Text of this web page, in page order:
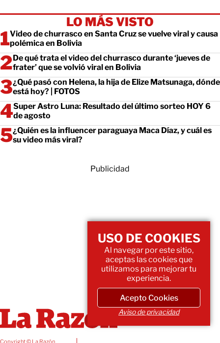
LO MÁS VISTO
Video de churrasco en Santa Cruz se vuelve viral y causa
polémica en Bolivia
De qué trata el video del churrasco durante ‘jueves de
frater’ que se volvió viral en Bolivia
¿Qué pasó con Helena, la hija de Elize Matsunaga, dónde
está hoy? | FOTOS
Super Astro Luna: Resultado del último sorteo HOY 6
de agosto
¿Quién es la influencer paraguaya Maca Díaz, y cuál es
su video más viral?
Publicidad
Copyright © La Razón
USO DE COOKIES
Al navegar por este sitio,
aceptas las cookies que
utilizamos para mejorar tu
experiencia.
Acepto Cookies
Aviso de privacidad